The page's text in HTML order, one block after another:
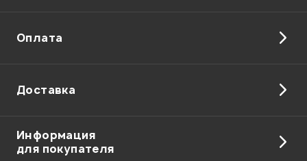
Оплата
Доставка
Информация
для покупателя